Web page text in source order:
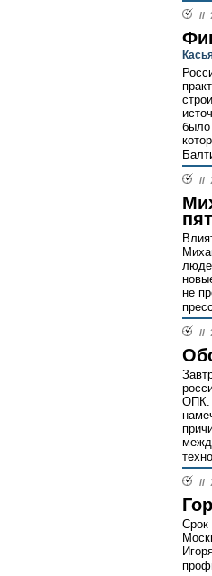
//
было
//
не
//
ОПК.
//
Срок